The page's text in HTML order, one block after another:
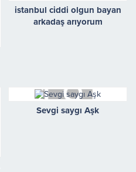
istanbul ciddi olgun bayan
arkadaş arıyorum
Sevgi saygı Aşk